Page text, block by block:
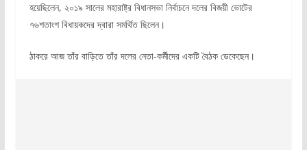
হয়েছিলেন, ২০১৯ সালের মহারাষ্ট্র বিধানসভা নির্বাচনে দলের বিজয়ী ভোটের
৭৬শতাংশ বিধায়কদের দ্বারা সমর্থিত ছিলেন।
ঠাকরে আজ তাঁর বাড়িতে তাঁর দলের নেতা-কর্মীদের একটি বৈঠক ডেকেছেন।